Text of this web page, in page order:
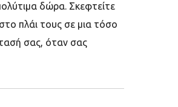
δώρα. Σκεφτείτε
πλάι τους σε μια τόσο
σας, όταν σας